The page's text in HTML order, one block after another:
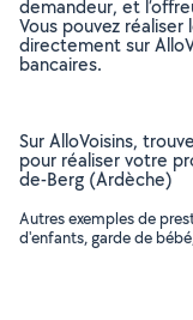
demandeur, et
Vous pouvez
directement sur
bancaires.
Sur AlloVoisins,
pour réaliser votre
de-Berg (Ardèche)
Autres exemples de
d'enfants, garde de